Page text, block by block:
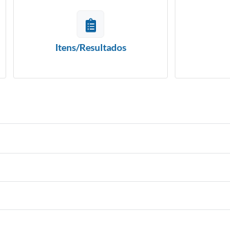
Itens/Resultados